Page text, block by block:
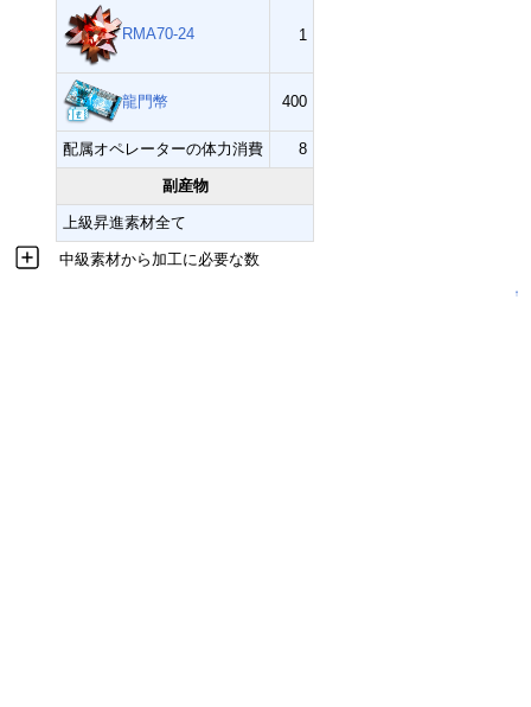
RMA70-24 1
龍門幣 400
配属オペレーターの体力消費 8
副産物
上級昇進素材全て
中級素材から加工に必要な数
↑